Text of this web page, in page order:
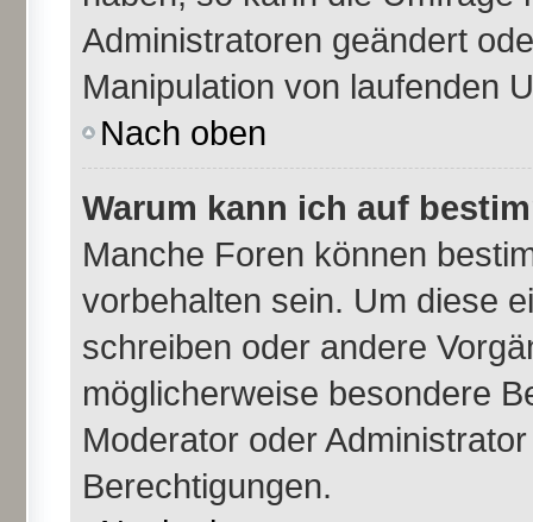
Administratoren geändert
Manipulation von laufenden
Nach oben
Warum kann ich auf
Manche Foren können
vorbehalten sein. Um diese
schreiben oder andere
möglicherweise besondere
Moderator oder
Berechtigungen.